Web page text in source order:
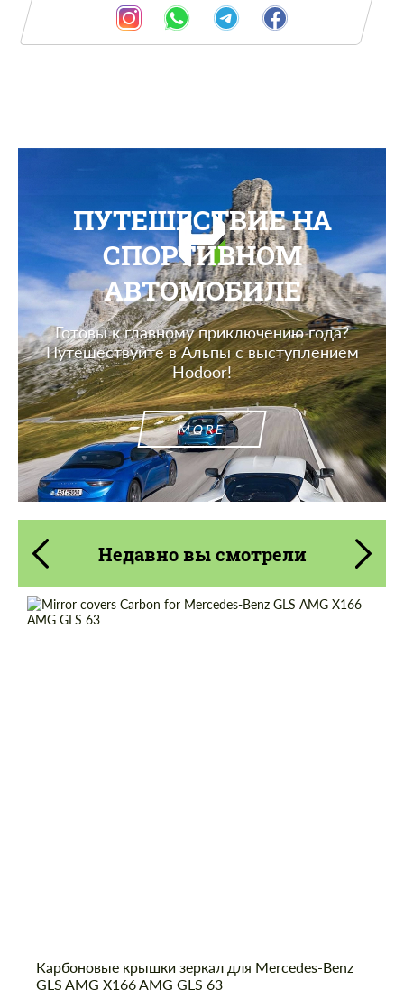
ПУТЕШЕСТВИЕ НА
СПОРТИВНОМ
АВТОМОБИЛЕ
Готовы к главному приключению года?
Путешествуйте в Альпы с выступлением
Hodoor!
MORE
Недавно вы смотрели
Карбоновые крышки зеркал для Mercedes-Benz
GLS AMG X166 AMG GLS 63